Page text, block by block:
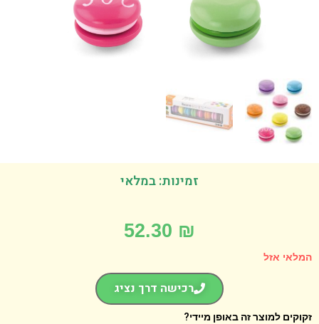
זמינות: במלאי
52.30
אזל
רכישה דרך נציג
למוצר זה באופן מיידי?